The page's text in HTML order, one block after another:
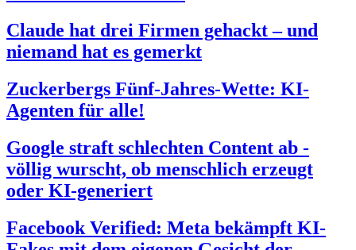
Claude hat drei Firmen gehackt – und
niemand hat es gemerkt
Zuckerbergs Fünf-Jahres-Wette: KI-
Agenten für alle!
Google straft schlechten Content ab -
völlig wurscht, ob menschlich erzeugt
oder KI-generiert
Facebook Verified: Meta bekämpft KI-